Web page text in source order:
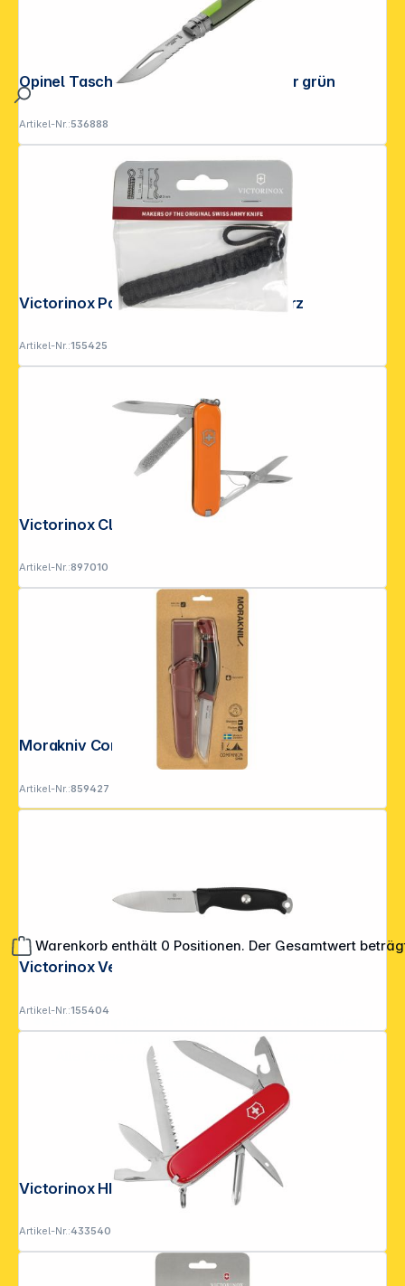
Warenkorb enthält 0 Positionen. Der Gesamtwert
Opinel Taschenmesser No. 08 Outdoor grün
Artikel-Nr.:536888
Victorinox Paracord Anhänger schwarz
Artikel-Nr.:155425
Artikel-Nr.:897010
Morakniv Companion Spark rot
Artikel-Nr.:859427
Victorinox Venture Pro Schwarz
Artikel-Nr.:155404
Victorinox HIKER
Artikel-Nr.:433540
Lieferanten zzgl. 19% Mwst.
Alle Preise exkl. gesetzl. Mehrwertsteuer zzgl.
Versandkosten.